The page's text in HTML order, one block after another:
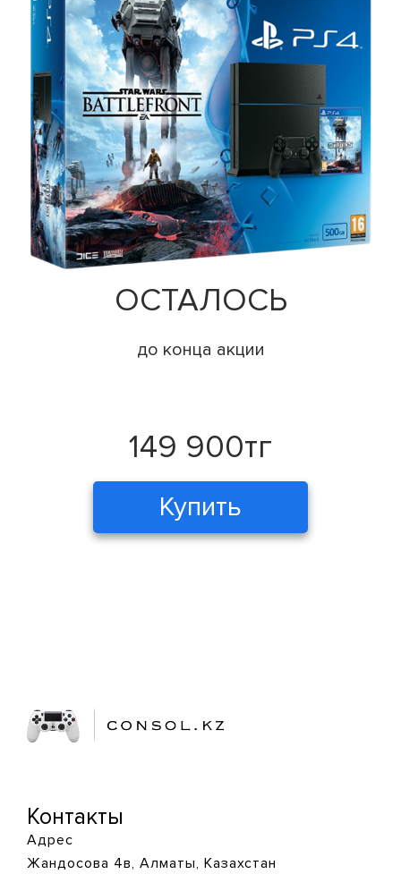
ОСТАЛОСЬ
до конца акции
149 900тг
Купить
Контакты
Адрес
Жандосова 4в, Алматы, Казахстан